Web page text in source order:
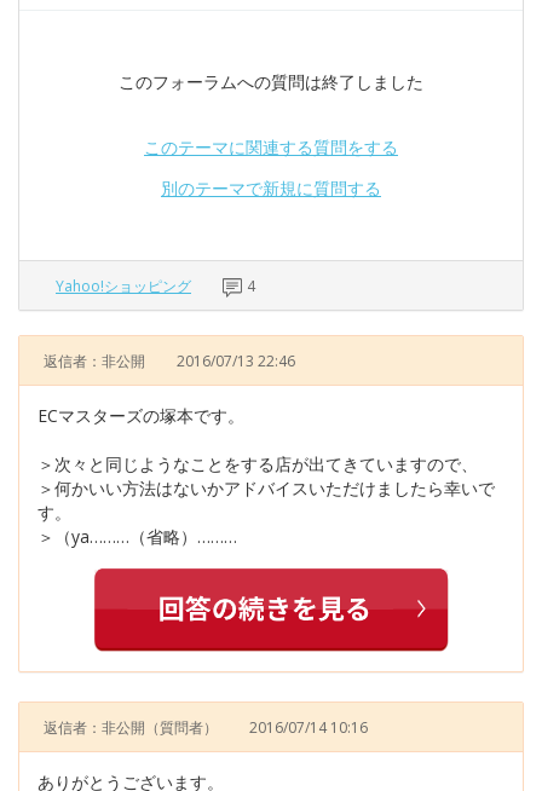
このフォーラムへの質問は終了しました
このテーマに関連する質問をする
別のテーマで新規に質問する
Yahoo!ショッピング 4
返信者：非公開 2016/07/13 22:46
ECマスターズの塚本です。
＞次々と同じようなことをする店が出てきていますので、
＞何かいい方法はないかアドバイスいただけましたら幸いで
す。
＞（ya………（省略）………
返信者：非公開 （質問者） 2016/07/14 10:16
ありがとうございます。